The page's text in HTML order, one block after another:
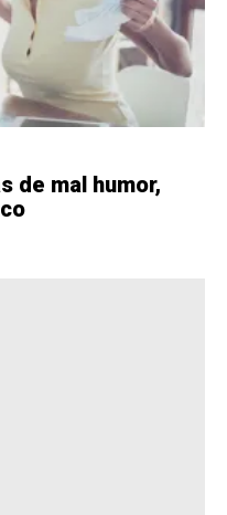
de mal humor,